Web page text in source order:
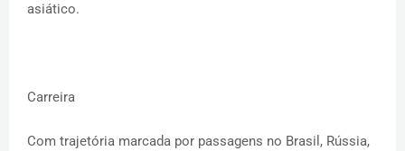
asiático.
Carreira
Com trajetória marcada por passagens no Brasil, Rússia,